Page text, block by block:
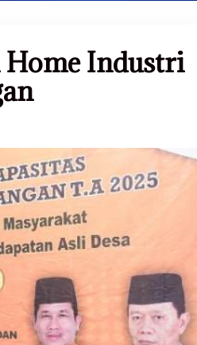
Home Industri